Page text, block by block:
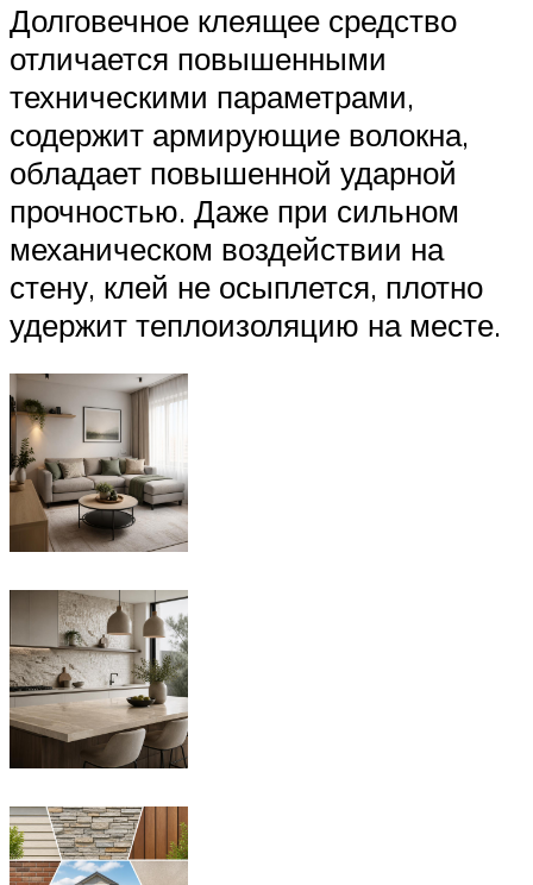
Долговечное клеящее средство
отличается повышенными
техническими параметрами,
содержит армирующие волокна,
обладает повышенной ударной
прочностью. Даже при сильном
механическом воздействии на
стену, клей не осыплется, плотно
удержит теплоизоляцию на месте.